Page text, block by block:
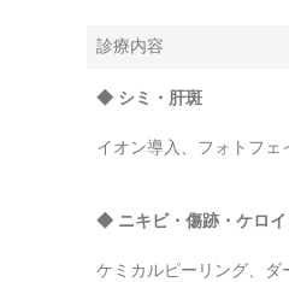
診療内容
◆ シミ・肝斑
イオン導入、フォトフ
◆ ニキビ・傷跡・ケロイ
ケミカルピーリング、